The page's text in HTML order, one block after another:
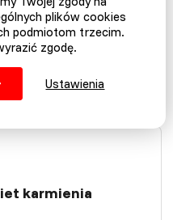
Zł
karmienia
plików cookies
podmiotom trzecim.
zgodę.
Ustawienia